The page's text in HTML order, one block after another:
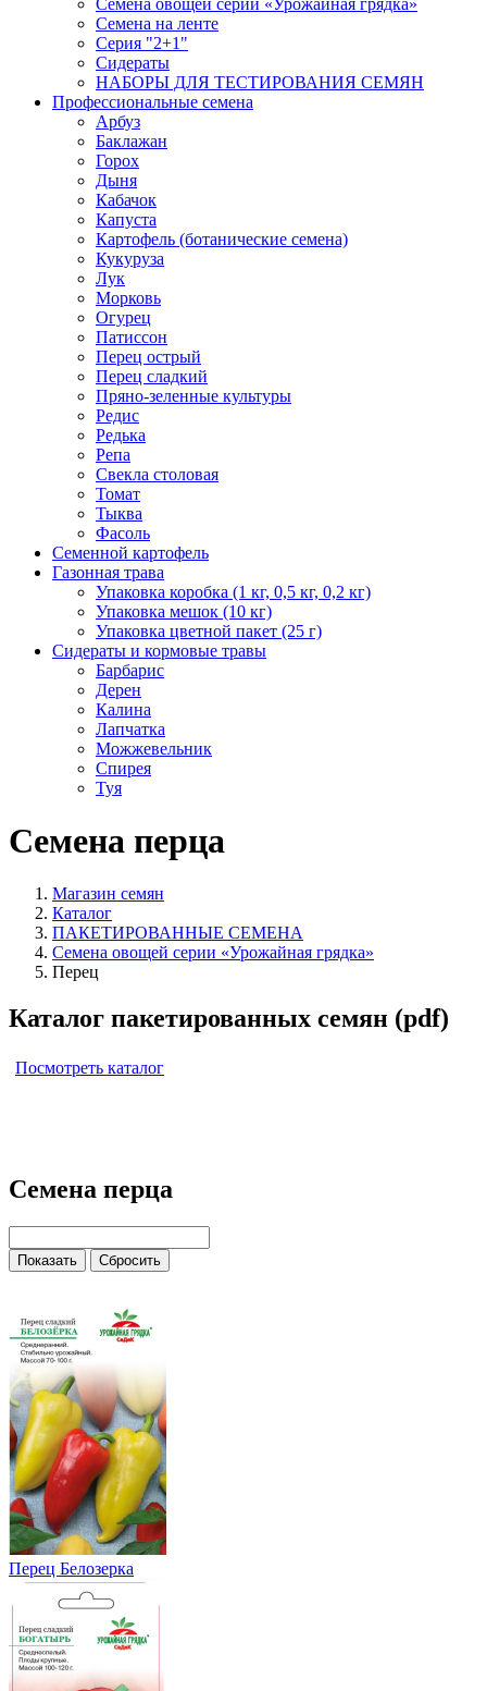
Семена на ленте
Серия "2+1"
Сидераты
НАБОРЫ ДЛЯ ТЕСТИРОВАНИЯ СЕМЯН
Профессиональные семена
Арбуз
Баклажан
Горох
Дыня
Кабачок
Капуста
Картофель (ботанические семена)
Кукуруза
Лук
Морковь
Огурец
Патиссон
Перец острый
Перец сладкий
Пряно-зеленные культуры
Редис
Редька
Репа
Свекла столовая
Томат
Тыква
Фасоль
Семенной картофель
Газонная трава
Упаковка коробка (1 кг, 0,5 кг, 0,2 кг)
Упаковка мешок (10 кг)
Упаковка цветной пакет (25 г)
Сидераты и кормовые травы
Барбарис
Дерен
Калина
Лапчатка
Можжевельник
Спирея
Туя
Семена перца
Магазин семян
Каталог
ПАКЕТИРОВАННЫЕ СЕМЕНА
Семена овощей серии «Урожайная грядка»
Перец
Каталог пакетированных семян (pdf)
Посмотреть каталог
Семена перца
Перец Белозерка